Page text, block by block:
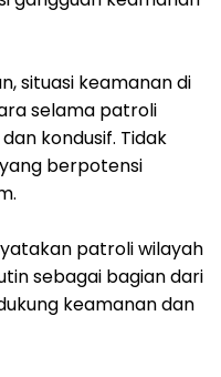
situasi keamanan di
selama patroli
kondusif. Tidak
berpotensi
patroli wilayah
sebagai bagian dari
keamanan dan